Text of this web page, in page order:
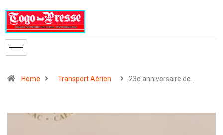
Home Transport Aérien 23e anniversaire de…